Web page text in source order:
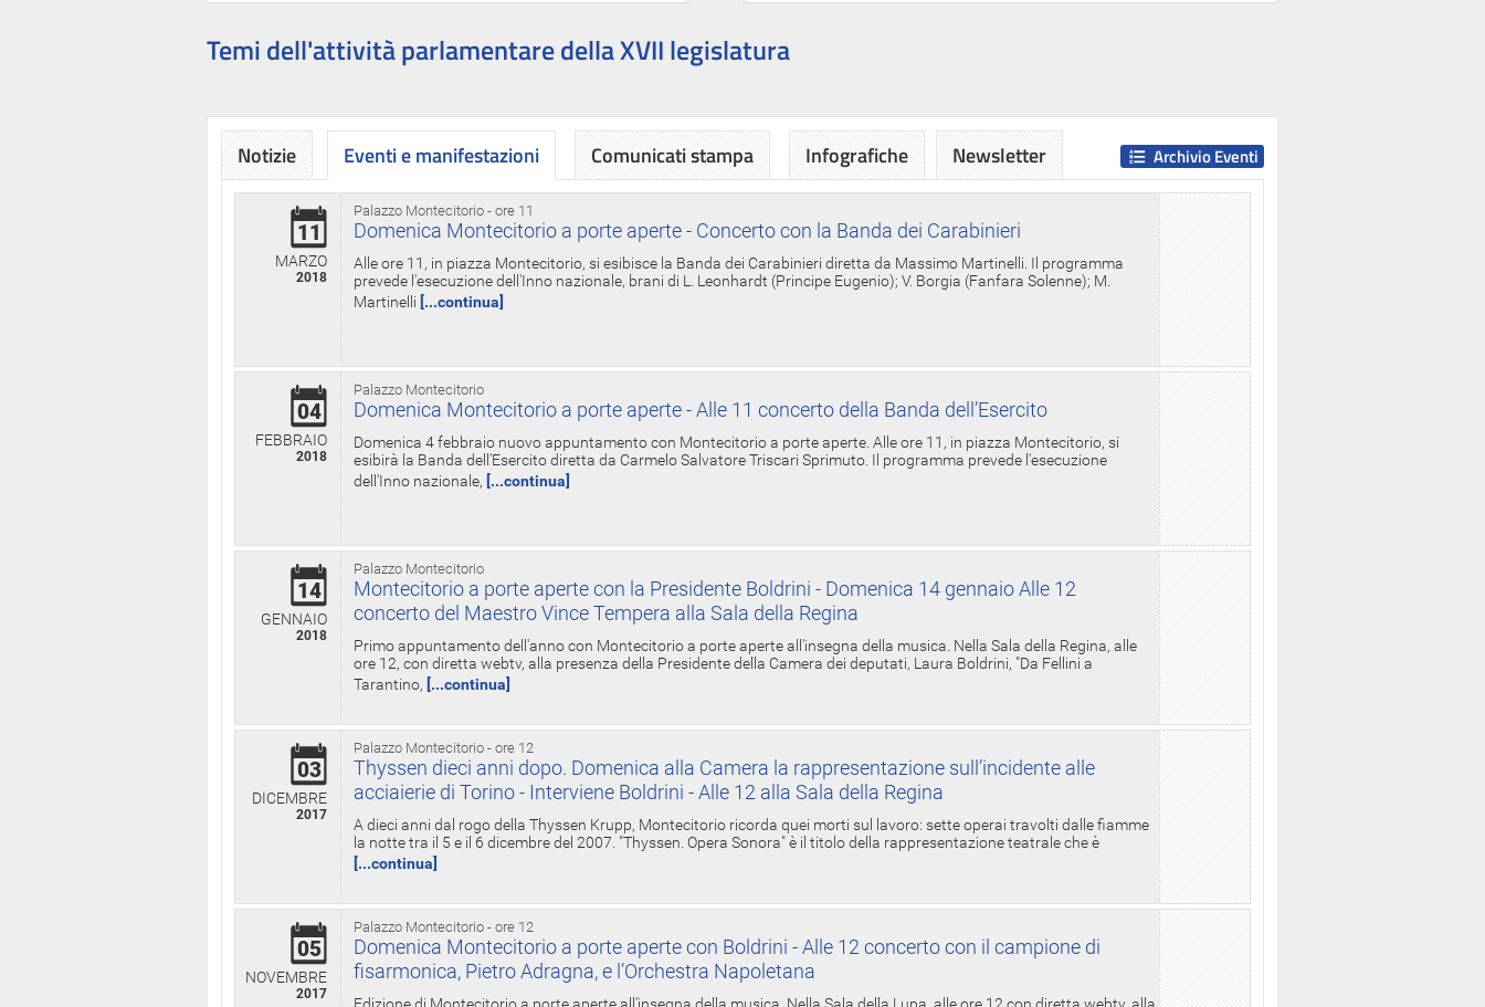
Temi dell'attività parlamentare della XVII legislatura
Notizie Eventi e manifestazioni
Palazzo Montecitorio - ore 11
11
MARZO
2018
Domenica Montecitorio a porte aperte - Concerto con la Banda dei Carabinieri
Alle ore 11, in piazza Montecitorio, si esibisce la Banda dei Carabinieri diretta da Massimo Martinelli. Il programma
prevede l'esecuzione dell'Inno nazionale, brani di L. Leonhardt (Principe Eugenio); V. Borgia (Fanfara Solenne); M.
Martinelli [...continua]
Palazzo Montecitorio
04
FEBBRAIO
2018
Domenica Montecitorio a porte aperte - Alle 11 concerto della Banda dell’Esercito
Domenica 4 febbraio nuovo appuntamento con Montecitorio a porte aperte. Alle ore 11, in piazza Montecitorio, si
esibirà la Banda dell'Esercito diretta da Carmelo Salvatore Triscari Sprimuto. Il programma prevede l'esecuzione
dell'Inno nazionale, [...continua]
Palazzo Montecitorio
14
GENNAIO
2018
Montecitorio a porte aperte con la Presidente Boldrini - Domenica 14 gennaio Alle 12
concerto del Maestro Vince Tempera alla Sala della Regina
Primo appuntamento dell'anno con Montecitorio a porte aperte all'insegna della musica. Nella Sala della Regina, alle
ore 12, con diretta webtv, alla presenza della Presidente della Camera dei deputati, Laura Boldrini, "Da Fellini a
Tarantino, [...continua]
Palazzo Montecitorio - ore 12
03
DICEMBRE
2017
Thyssen dieci anni dopo. Domenica alla Camera la rappresentazione sull’incidente alle
acciaierie di Torino - Interviene Boldrini - Alle 12 alla Sala della Regina
A dieci anni dal rogo della Thyssen Krupp, Montecitorio ricorda quei morti sul lavoro: sette operai travolti dalle fiamme
la notte tra il 5 e il 6 dicembre del 2007. "Thyssen. Opera Sonora" è il titolo della rappresentazione teatrale che è
[...continua]
Palazzo Montecitorio - ore 12
05
NOVEMBRE
2017
Domenica Montecitorio a porte aperte con Boldrini - Alle 12 concerto con il campione di
fisarmonica, Pietro Adragna, e l’Orchestra Napoletana
Archivio Eventi
Comunicati stampa Infografiche Newsletter